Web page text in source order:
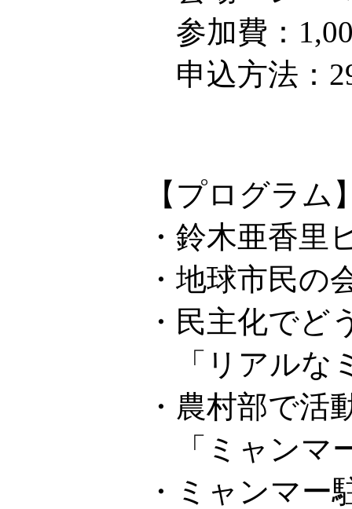
参加費：
申込方法：
【プログラム
・鈴木亜香里
・地球市民の
・民主化でど
「リアルな
・農村部で活
「ミャンマ
・ミャンマー